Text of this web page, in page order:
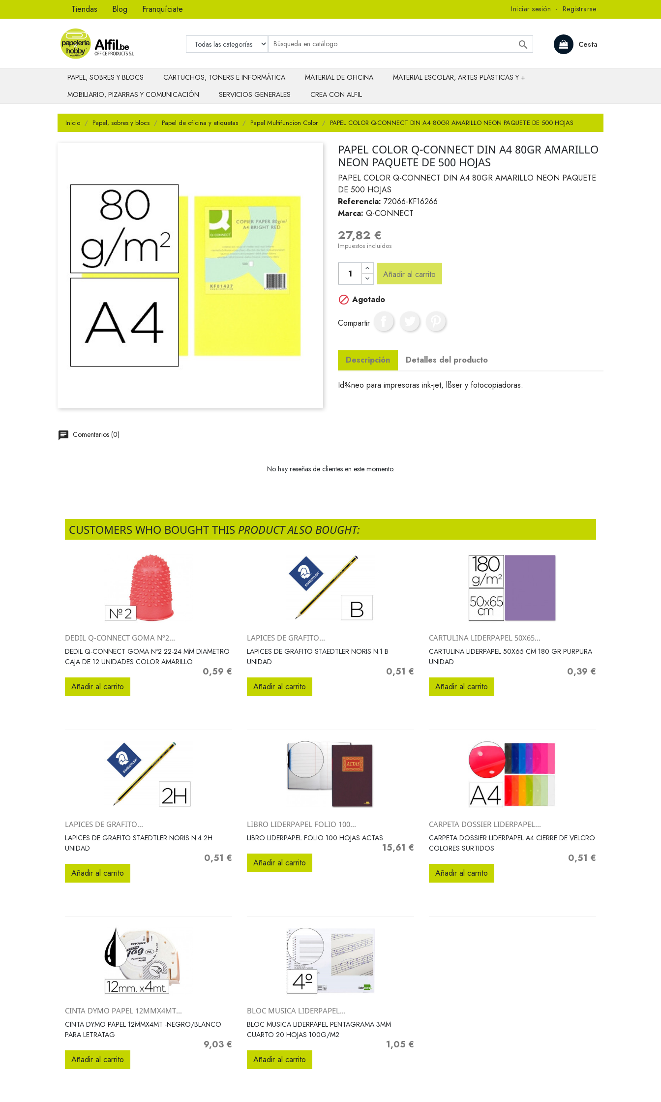
Tiendas Blog Franquíciate Iniciar sesión · Registrarse
Cesta

PAPEL, SOBRES Y BLOCS CARTUCHOS, TONERS E INFORMÁTICA MATERIAL DE OFICINA
MATERIAL ESCOLAR, ARTES PLASTICAS Y +
MOBILIARIO, PIZARRAS Y COMUNICACIÓN
SERVICIOS GENERALES CREA CON ALFIL
Inicio Papel, sobres y blocs Papel de oficina y etiquetas Papel Multifuncion Color PAPEL COLOR Q-CONNECT DIN A4 80GR AMARILLO NEON PAQUETE DE 500 HOJAS
PAPEL COLOR Q-CONNECT DIN A4 80GR AMARILLO
NEON PAQUETE DE 500 HOJAS
PAPEL COLOR Q-CONNECT DIN A4 80GR AMARILLO NEON PAQUETE
DE 500 HOJAS
Referencia: 72066-KF16266
Marca: Q-CONNECT
27,82 €
Impuestos incluidos
Añadir al carrito
 Agotado
Compartir
Descripción Detalles del producto
Id¾neo para impresoras ink-jet, lßser y fotocopiadoras.
Comentarios (0)
No hay reseñas de clientes en este momento.
CUSTOMERS WHO BOUGHT THIS PRODUCT ALSO BOUGHT:
 Vista rápida
DEDIL Q-CONNECT GOMA Nº2...
DEDIL Q-CONNECT GOMA Nº2 22-24 MM DIAMETRO
CAJA DE 12 UNIDADES COLOR AMARILLO
Precio
0,59 €
Añadir al carrito
Vista rápida
LAPICES DE GRAFITO...
LAPICES DE GRAFITO STAEDTLER NORIS N.1 B
UNIDAD
Precio
0,51 €
Añadir al carrito
Vista rápida
CARTULINA LIDERPAPEL 50X65...
CARTULINA LIDERPAPEL 50X65 CM 180 GR PURPURA
UNIDAD
Precio
0,39 €
Añadir al carrito
Vista rápida
LAPICES DE GRAFITO...
LAPICES DE GRAFITO STAEDTLER NORIS N.4 2H
UNIDAD
Precio
0,51 €
Añadir al carrito
 Vista rápida
LIBRO LIDERPAPEL FOLIO 100...
LIBRO LIDERPAPEL FOLIO 100 HOJAS ACTAS
Precio
15,61 €
Añadir al carrito
 Vista rápida
CARPETA DOSSIER LIDERPAPEL...
CARPETA DOSSIER LIDERPAPEL A4 CIERRE DE VELCRO
COLORES SURTIDOS
Precio
0,51 €
Añadir al carrito
 Vista rápida
CINTA DYMO PAPEL 12MMX4MT...
CINTA DYMO PAPEL 12MMX4MT -NEGRO/BLANCO
PARA LETRATAG
Precio
9,03 €
Añadir al carrito
 Vista rápida
BLOC MUSICA LIDERPAPEL...
BLOC MUSICA LIDERPAPEL PENTAGRAMA 3MM
CUARTO 20 HOJAS 100G/M2
Precio
1,05 €
Añadir al carrito